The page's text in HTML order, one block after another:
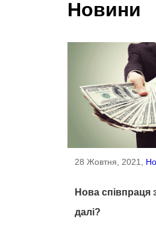
Новини
28 Жовтня, 2021,
Нова
далі?